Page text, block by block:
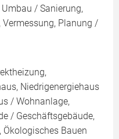
/ Sanierung,
Planung /
Niedrigenergiehaus
/ Wohnanlage,
/ Geschäftsgebäude,
Bauen